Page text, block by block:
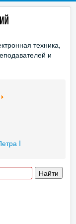
техника,
и
I